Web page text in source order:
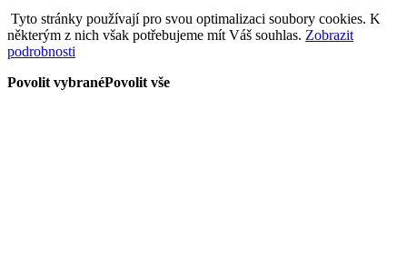
Tyto stránky používají pro svou optimalizaci soubory cookies. K
některým z nich však potřebujeme mít Váš souhlas. Zobrazit
podrobnosti
Povolit vybranéPovolit vše